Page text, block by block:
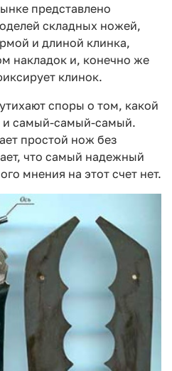
представлено
складных ножей,
и длиной клинка,
накладок и, конечно же
клинок.
споры о том, какой
самый-самый-самый.
простой нож без
что самый надежный
мнения на этот счет нет.